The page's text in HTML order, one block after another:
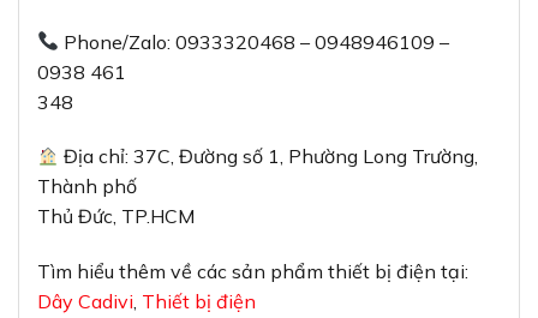
Phone/Zalo: 0933320468 – 0948946109 –
0938 461
348
Địa chỉ: 37C, Đường số 1, Phường Long Trường,
Thành phố
Thủ Đức, TP.HCM
Tìm hiểu thêm về các sản phẩm thiết bị điện tại:
Dây Cadivi, Thiết bị điện